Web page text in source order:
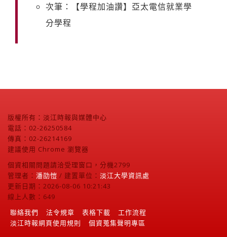
次筆：【學程加油讚】亞太電信就業學
分學程
版權所有：淡江時報與媒體中心
電話：02-26250584
傳真：02-26214169
建議使用 Chrome 瀏覽器
個資相關問題請洽受理窗口，分機2799
管理者： 潘劭愷 / 建置單位： 淡江大學資訊處
更新日期：2026-08-06 10:21:43
線上人數：649
聯絡我們
法令規章 表格下載
工作流程
淡江時報網頁使用規則
個資蒐集聲明專區